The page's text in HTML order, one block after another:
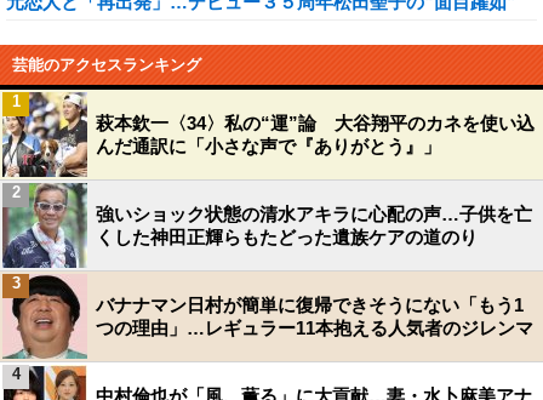
芸能のアクセスランキング
萩本欽一〈34〉私の“運”論 大谷翔平のカネを使い込
んだ通訳に「小さな声で『ありがとう』」
1
強いショック状態の清水アキラに心配の声…子供を亡
くした神田正輝らもたどった遺族ケアの道のり
2
バナナマン日村が簡単に復帰できそうにない「もう1
つの理由」…レギュラー11本抱える人気者のジレンマ
3
中村倫也が「風、薫る」に大貢献…妻・水卜麻美アナ
4